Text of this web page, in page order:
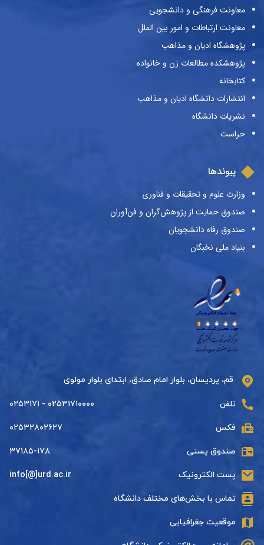
معاونت فرهنگی و دانشجویی
معاونت ارتباطات و امور بین الملل
پژوهشگاه ادیان و مذاهب
پژوهشکده مطالعات زن و خانواده
کتابخانه
انتشارات دانشگاه ادیان و مذاهب
نشریات دانشگاه
حراست
پیوندها
وزارت علوم و تحقیقات و فناوری
صندوق حمایت از پژوهش‌گران و فن‌آوران
صندوق رفاه دانشجویان
بنیاد ملی نخبگان
قم، پردیسان، بلوار امام صادق، ابتدای بلوار مولوی
تلفن ۰۲۵۳۱۷۱۰۰۰۰ - ۰۲۵۳۱۷۱
فکس ۰۲۵۳۲۸۰۲۶۲۷
صندوق پستی ۳۷۱۸۵-۱۷۸
پست الکترونیک info[@]urd.ac.ir
تماس با بخش‌های مختلف دانشگاه
موقعیت جغرافیایی